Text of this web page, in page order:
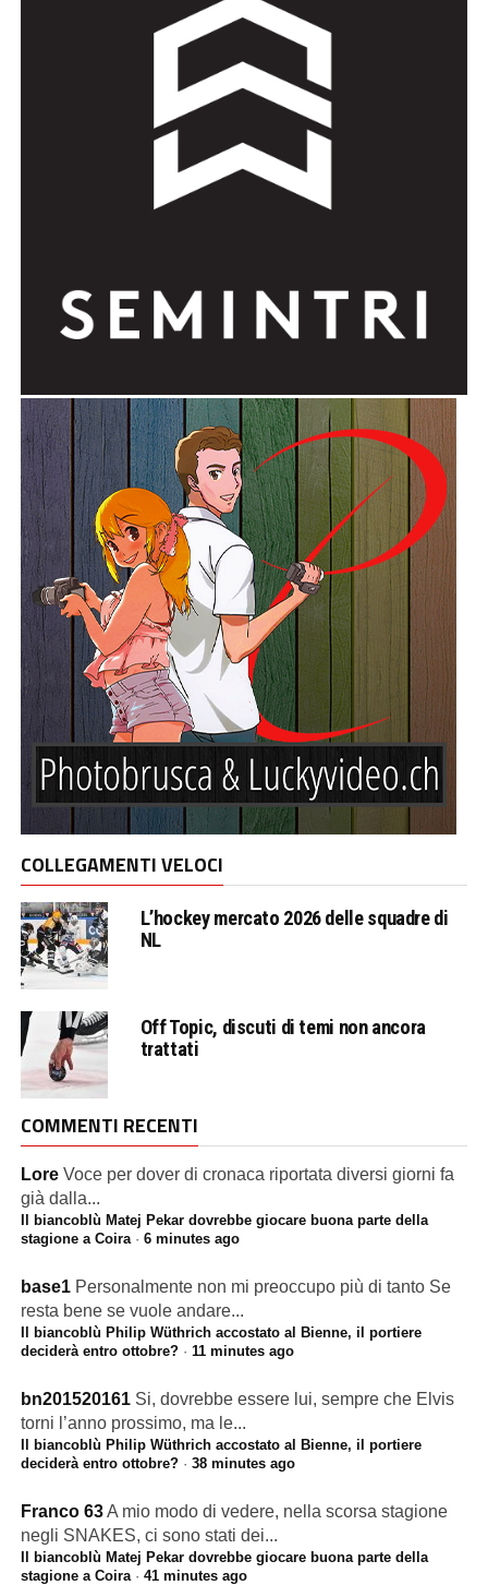
COLLEGAMENTI VELOCI
L’hockey mercato 2026 delle squadre di
NL
Off Topic, discuti di temi non ancora
trattati
COMMENTI RECENTI
Lore Voce per dover di cronaca riportata diversi giorni fa
già dalla...
Il biancoblù Matej Pekar dovrebbe giocare buona parte della
stagione a Coira· 6 minutes ago
base1 Personalmente non mi preoccupo più di tanto Se
resta bene se vuole andare...
Il biancoblù Philip Wüthrich accostato al Bienne, il portiere
deciderà entro ottobre?· 11 minutes ago
bn201520161 Si, dovrebbe essere lui, sempre che Elvis
torni l’anno prossimo, ma le...
Il biancoblù Philip Wüthrich accostato al Bienne, il portiere
deciderà entro ottobre?· 38 minutes ago
Franco 63A mio modo di vedere, nella scorsa stagione
negli SNAKES, ci sono stati dei...
Il biancoblù Matej Pekar dovrebbe giocare buona parte della
stagione a Coira· 41 minutes ago